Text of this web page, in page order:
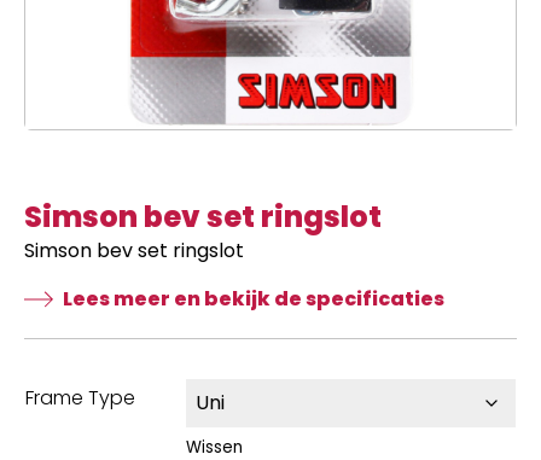
Simson bev set ringslot
Simson bev set ringslot
Lees meer en bekijk de specificaties
Frame Type
Wissen